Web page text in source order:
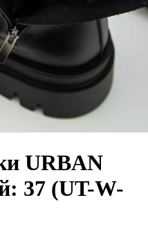
URBAN
37 (UT-W-